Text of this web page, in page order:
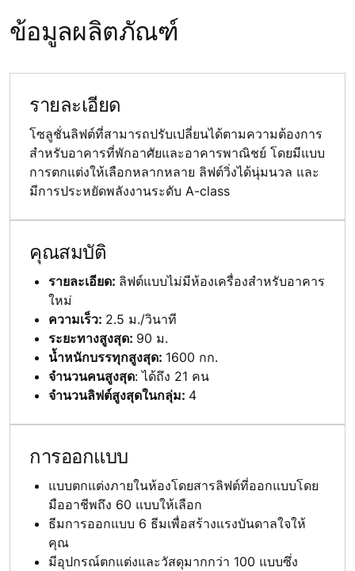
ข้อมูลผลิตภัณฑ์
รายละเอียด
โซลูชั่นลิฟต์ที่สามารถปรับเปลี่ยนได้ตามความต้องการ
สำหรับอาคารที่พักอาศัยและอาคารพาณิชย์ โดยมีแบบ
การตกแต่งให้เลือกหลากหลาย ลิฟต์วิ่งได้นุ่มนวล และ
มีการประหยัดพลังงานระดับ A-class
คุณสมบัติ
รายละเอียด: ลิฟต์แบบไม่มีห้องเครื่องสำหรับอาคาร
ใหม่
ความเร็ว: 2.5 ม./วินาที
ระยะทางสูงสุด: 90 ม.
น้ำหนักบรรทุกสูงสุด: 1600 กก.
จำนวนคนสูงสุด: ได้ถึง 21 คน
จำนวนลิฟต์สูงสุดในกลุ่ม: 4
การออกแบบ
แบบตกแต่งภายในห้องโดยสารลิฟต์ที่ออกแบบโดย
มืออาชีพถึง 60 แบบให้เลือก
ธีมการออกแบบ 6 ธีมเพื่อสร้างแรงบันดาลใจให้
คุณ
มีอุปกรณ์ตกแต่งและวัสดุมากกว่า 100 แบบซึ่ง